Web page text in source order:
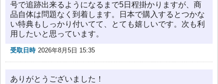
号で追跡出来るようになるまで5日程掛かりますが、商
品自体は問題なく到着します。日本で購入するとつかな
い特典もしっかり付いてて、とても嬉しいです。次も利
用したいと思っています。
受取日時 2026年8月5日 15:35
ありがとうございました！